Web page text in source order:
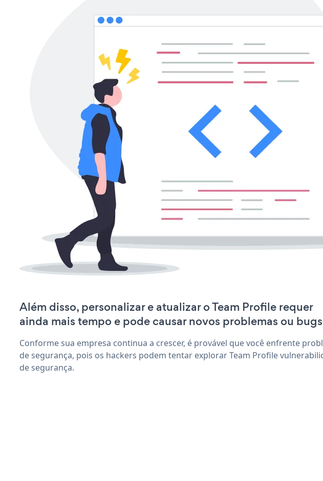
Além disso, personalizar e atualizar o Team Profile requer
ainda mais tempo e pode causar novos problemas ou
Conforme sua empresa continua a crescer, é provável que você enfrente
de segurança, pois os hackers podem tentar explorar Team Profile
de segurança.